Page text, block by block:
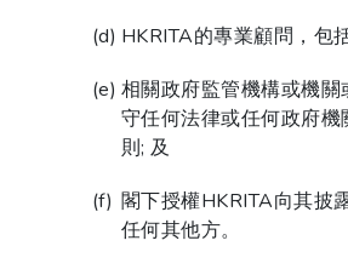
HKRITA的專業顧問，包
相關政府監管機構或機
守任何法律或任何政府
則; 及
閣下授權HKRITA向其披
任何其他方。